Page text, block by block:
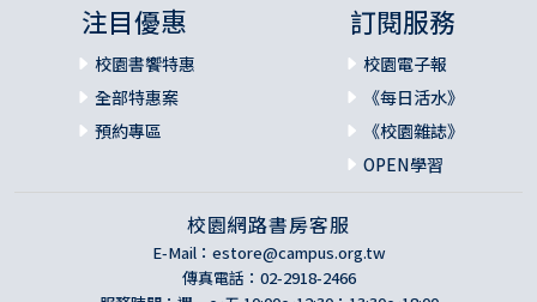
注目優惠
校園書饗特惠
全部特惠案
預約專區
訂閱服務
校園電子報
《每日活水》
《校園雜誌》
OPEN學習
校園網路書房客服
E-Mail： estore@campus.org.tw
傳真電話：02-2918-2466